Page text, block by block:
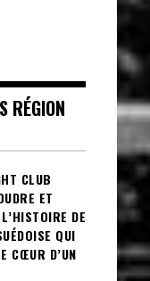
RÉGION
CLUB
ET
DE
QUI
CŒUR D’UN